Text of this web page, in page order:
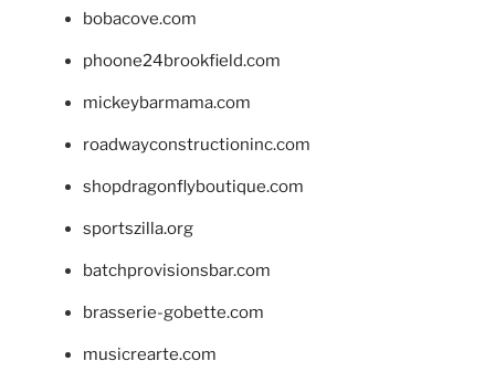
bobacove.com
phoone24brookfield.com
mickeybarmama.com
roadwayconstructioninc.com
shopdragonflyboutique.com
sportszilla.org
batchprovisionsbar.com
brasserie-gobette.com
musicrearte.com